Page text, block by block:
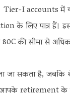
I accounts में
लिए पात्र हैं।
की सीमा से
जा सकता है,
retirement के